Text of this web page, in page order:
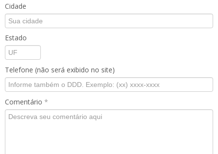
Cidade
Estado
Telefone (não será exibido no site)
Comentário *